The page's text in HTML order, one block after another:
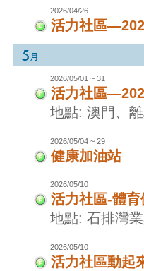
2026/04/26
活力社區
2026/05/01 ~ 31
活力社區
地點: 澳門、
2026/05/04 ~ 29
健康加油站
2026/05/10
活力社區-體
地點: 石排灣
2026/05/10
活力社區動起